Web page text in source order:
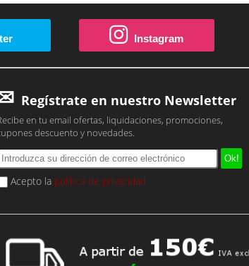
Instagram
Regístrate en nuestro Newsletter
en tu email ofertas, liquidaciones, promociones,
descuento y novedades.
Acepto la política de privacidad